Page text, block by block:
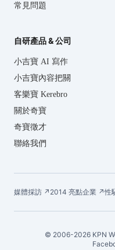
常見問題
自研產品 & 公司
小吉寶 AI 寫作
小吉寶內容把關
客樂寶 Kerebro
關於奇寶
奇寶徵才
聯絡我們
媒體採訪 ↗ 2014 亮點企業 ↗性
© 2006-2026 KPN